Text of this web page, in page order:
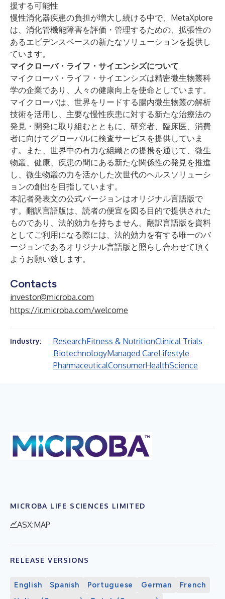
援する可能性
慢性消化器疾患の負担が増大し続ける中で、MetaXplore
は、消化管機能障害を評価・管理するための、拡張性の
あるエビデンスベースの新たなソリューションを提供し
ています。
マイクローバ・ライフ・サイエンシズについて
マイクローバ・ライフ・サイエンシズは精密微生物叢科
学の企業であり、人々の健康向上を使命としています。
マイクローバは、世界をリードする腸内微生物叢の解析
技術を活用し、主要な慢性疾患に対する新たな治療法の
発見・開発に取り組むとともに、研究者、臨床医、消費
者に向けてグローバルに検査サービスを提供していま
す。また、世界中の有力な組織との提携を通じて、微生
物叢、健康、疾患の間にある新たな関係性の発見を推進
し、微生物叢の力を活かした次世代のヘルスソリューシ
ョンの創出を目指しています。
本記者発表文の公式バージョンはオリジナル言語版で
す。翻訳言語版は、読者の便宜を図る目的で提供された
ものであり、法的効力を持ちません。翻訳言語版を資料
としてご利用になる際には、法的効力を有する唯一のバ
ージョンであるオリジナル言語版と照らし合わせて頂く
ようお願い致します。
Contacts
investor@microba.com
https://ir.microba.com/welcome
Industry: ResearchFitness & NutritionClinical Trials
BiotechnologyManaged CareLifestyle
PharmaceuticalConsumerHealthScience
MICROBA LIFE SCIENCES LIMITED
ASX:MAP
RELEASE VERSIONS
English Spanish Portuguese German
French